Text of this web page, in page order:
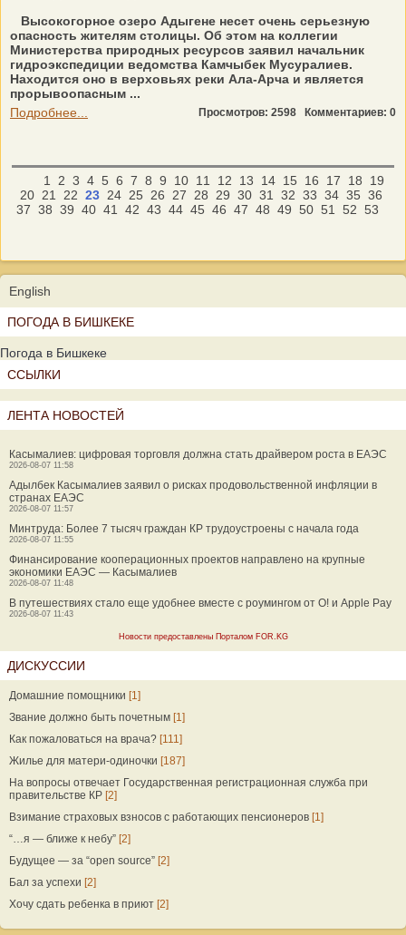
Высокогорное озеро Адыгене несет очень серьезную
опасность жителям столицы. Об этом на коллегии
Министерства природных ресурсов заявил начальник
гидроэкспедиции ведомства Камчыбек Мусуралиев.
Находится оно в верховьях реки Ала-Арча и является
прорывоопасным ...
Подробнее...
Просмотров: 2598 Комментариев: 0
1 2 3 4 5 6 7 8 9 10 11 12 13 14 15 16 17 18
19
20 21 22 23 24 25 26 27 28 29 30 31 32 33 34 35 36
37 38 39 40 41 42 43 44 45 46 47 48 49 50 51 52 53
English
ПОГОДА В БИШКЕКЕ
Погода в Бишкеке
ССЫЛКИ
ЛЕНТА НОВОСТЕЙ
Касымалиев: цифровая торговля должна стать драйвером роста в ЕАЭС
2026-08-07 11:58
Адылбек Касымалиев заявил о рисках продовольственной инфляции в
странах ЕАЭС
2026-08-07 11:57
Минтруда: Более 7 тысяч граждан КР трудоустроены с начала года
2026-08-07 11:55
Финансирование кооперационных проектов направлено на крупные
экономики ЕАЭС — Касымалиев
2026-08-07 11:48
В путешествиях стало еще удобнее вместе с роумингом от О! и Apple Pay
2026-08-07 11:43
Новости предоставлены Порталом FOR.KG
ДИСКУССИИ
Домашние помощники [1]
Звание должно быть почетным [1]
Как пожаловаться на врача? [111]
Жилье для матери-одиночки [187]
На вопросы отвечает Государственная регистрационная служба при
правительстве КР [2]
Взимание страховых взносов с работающих пенсионеров [1]
“…я — ближе к небу” [2]
Будущее — за “open source” [2]
Бал за успехи [2]
Хочу сдать ребенка в приют [2]